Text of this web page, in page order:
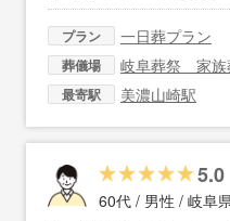
プラン 一日葬プラン
葬儀場 岐阜葬祭 家族
最寄駅 美濃山崎駅
5.0
60代 / 男性 / 岐阜